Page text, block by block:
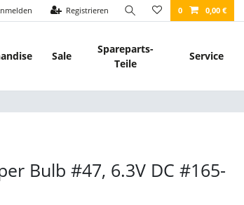
Registrieren 0 0,00 €
Sale
Spareparts-
Teile
Service
Bulb #47, 6.3V DC #165-